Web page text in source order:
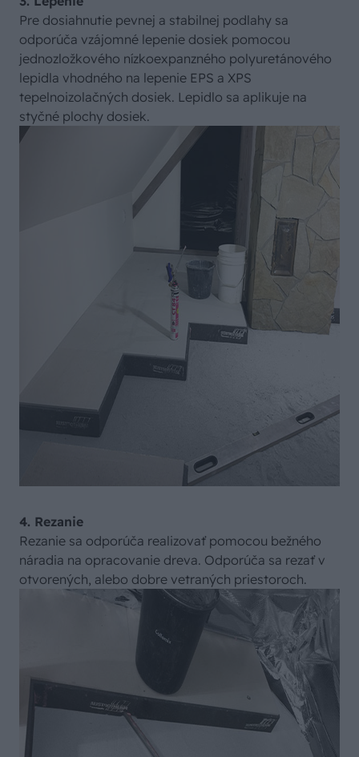
Pre dosiahnutie pevnej a stabilnej podlahy sa
odporúča vzájomné lepenie dosiek pomocou
jednozložkového nízkoexpanzného polyuretánového
lepidla vhodného na lepenie EPS a XPS
tepelnoizolačných dosiek. Lepidlo sa aplikuje na
styčné plochy dosiek.
4. Rezanie
Rezanie sa odporúča realizovať pomocou bežného
náradia na opracovanie dreva. Odporúča sa rezať v
otvorených, alebo dobre vetraných priestoroch.